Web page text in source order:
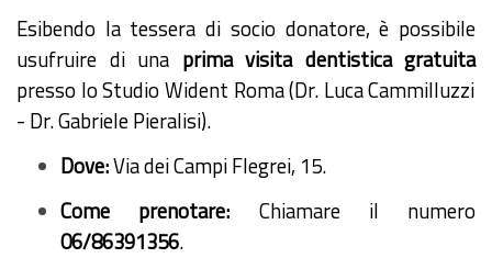
Esibendo la tessera di socio donatore, è possibile
usufruire di una prima visita dentistica gratuita
presso lo Studio Wident Roma (Dr. Luca Cammilluzzi
- Dr. Gabriele Pieralisi).
Dove:Via dei Campi Flegrei, 15.
Come prenotare: Chiamare il numero
06/86391356.